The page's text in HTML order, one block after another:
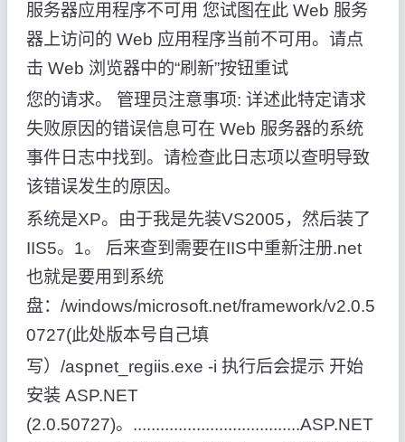
服务器应用程序不可用 您试图在此 Web 服务
器上访问的 Web 应用程序当前不可用。请点
击 Web 浏览器中的“刷新”按钮重试
您的请求。 管理员注意事项: 详述此特定请求
失败原因的错误信息可在 Web 服务器的系统
事件日志中找到。请检查此日志项以查明导致
该错误发生的原因。
系统是XP。由于我是先装VS2005，然后装了
IIS5。1。 后来查到需要在IIS中重新注册.net
也就是要用到系统
盘：/windows/microsoft.net/framework/v2.0.5
0727(此处版本号自己填
写）/aspnet_regiis.exe -i 执行后会提示 开始
安装 ASP.NET
(2.0.50727)。.....................................ASP.NET